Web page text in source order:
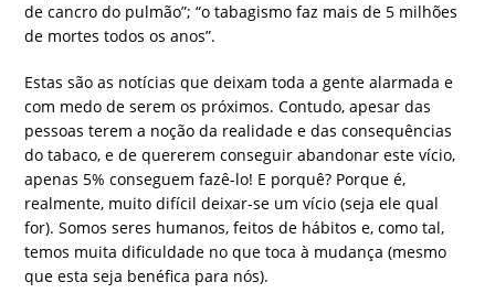
de cancro do pulmão”; “o tabagismo faz mais de 5 milhões
de mortes todos os anos”.
Estas são as notícias que deixam toda a gente alarmada e
com medo de serem os próximos. Contudo, apesar das
pessoas terem a noção da realidade e das consequências
do tabaco, e de quererem conseguir abandonar este vício,
apenas 5% conseguem fazê-lo! E porquê? Porque é,
realmente, muito difícil deixar-se um vício (seja ele qual
for). Somos seres humanos, feitos de hábitos e, como tal,
temos muita dificuldade no que toca à mudança (mesmo
que esta seja benéfica para nós).